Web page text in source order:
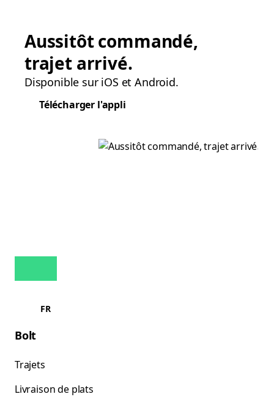
Aussitôt commandé,
trajet arrivé.
Disponible sur iOS et Android.
Télécharger l'appli
FR
Bolt
Trajets
Livraison de plats